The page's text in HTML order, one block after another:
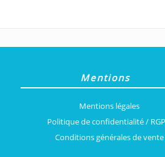
Mentions
Mentions légales
Politique de confidentialité /
Conditions générales de vente